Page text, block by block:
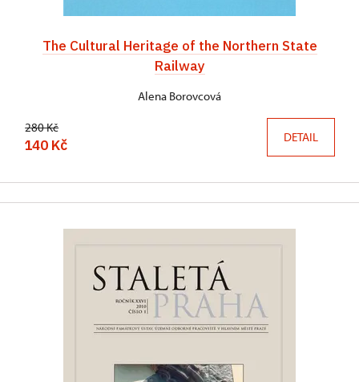
The Cultural Heritage of the Northern State
Railway
Alena Borovcová
280 Kč
140 Kč DETAIL